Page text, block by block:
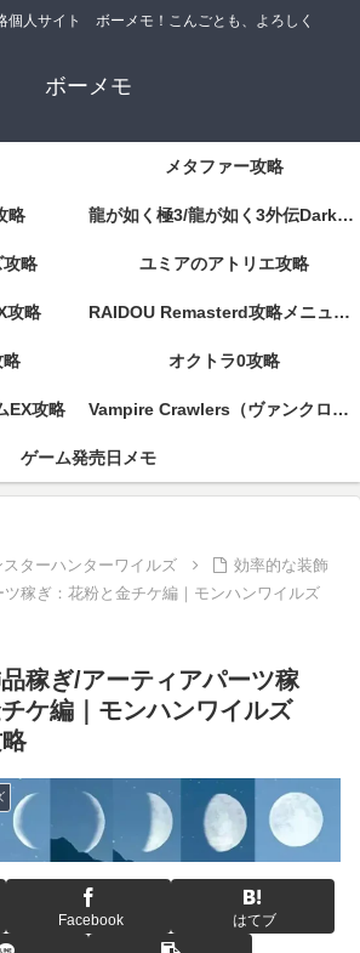
個人サイト ボーメモ！こんごとも、よろしく
ボーメモ
メタファー攻略
略 龍が如く極3/龍が如く3外伝DarkTies攻略
攻略 ユミアのアトリエ攻略
攻略 RAIDOU Remasterd攻略メニューページ
略 オクトラ0攻略
EX攻略 Vampire Crawlers（ヴァンクロ）攻略
ゲーム発売日メモ
スターハンターワイルズ
効率的な装飾
稼ぎ：花粉と金チケ編｜モンハンワイルズ
稼ぎ/アーティアパーツ稼
ケ編｜モンハンワイルズ
Facebook はてブ